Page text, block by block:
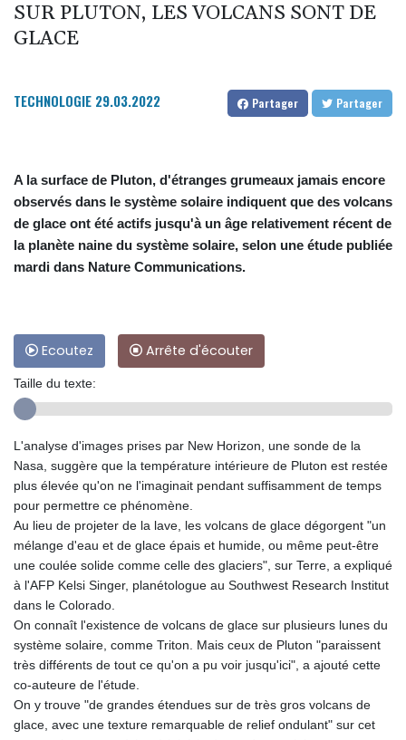
SUR PLUTON, LES VOLCANS SONT DE
GLACE
TECHNOLOGIE 29.03.2022 Partager Partager
A la surface de Pluton, d'étranges grumeaux jamais encore
observés dans le système solaire indiquent que des volcans
de glace ont été actifs jusqu'à un âge relativement récent de
la planète naine du système solaire, selon une étude publiée
mardi dans Nature Communications.
Ecoutez Arrête d'écouter
Taille du texte:
L'analyse d'images prises par New Horizon, une sonde de la
Nasa, suggère que la température intérieure de Pluton est restée
plus élevée qu'on ne l'imaginait pendant suffisamment de temps
pour permettre ce phénomène.
Au lieu de projeter de la lave, les volcans de glace dégorgent "un
mélange d'eau et de glace épais et humide, ou même peut-être
une coulée solide comme celle des glaciers", sur Terre, a expliqué
à l'AFP Kelsi Singer, planétologue au Southwest Research Institut
dans le Colorado.
On connaît l'existence de volcans de glace sur plusieurs lunes du
système solaire, comme Triton. Mais ceux de Pluton "paraissent
très différents de tout ce qu'on a pu voir jusqu'ici", a ajouté cette
co-auteure de l'étude.
On y trouve "de grandes étendues sur de très gros volcans de
glace, avec une texture remarquable de relief ondulant" sur cet